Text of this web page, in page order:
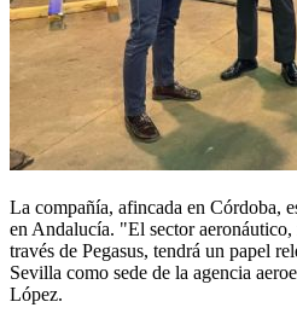
La compañía, afincada en Córdoba,
en Andalucía. "El sector aeronáutico,
través de Pegasus, tendrá un papel
Sevilla como sede de la agencia
López.